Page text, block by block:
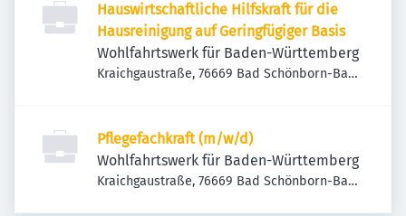
Hauswirtschaftliche Hilfskraft für die
Hausreinigung auf Geringfügiger Basis
Wohlfahrtswerk für Baden-Württemberg
Kraichgaustraße, 76669 Bad Schönborn-Bad
Pflegefachkraft (m/w/d)
Wohlfahrtswerk für Baden-Württemberg
Kraichgaustraße, 76669 Bad Schönborn-Bad